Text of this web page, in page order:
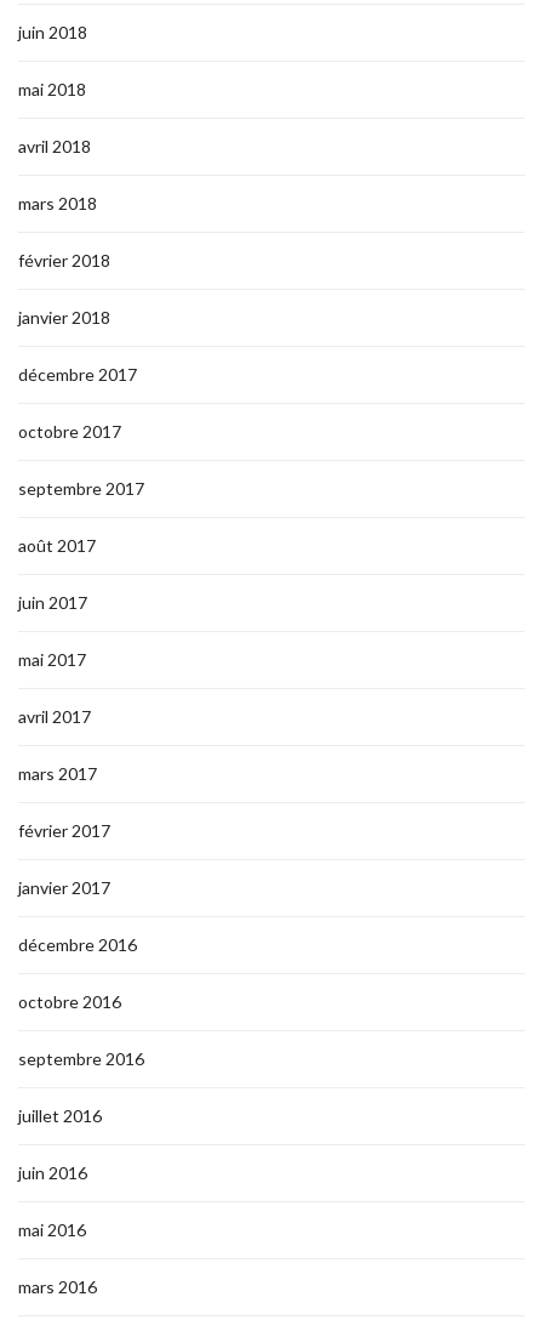
juin 2018
mai 2018
avril 2018
mars 2018
février 2018
janvier 2018
décembre 2017
octobre 2017
septembre 2017
août 2017
juin 2017
mai 2017
avril 2017
mars 2017
février 2017
janvier 2017
décembre 2016
octobre 2016
septembre 2016
juillet 2016
juin 2016
mai 2016
mars 2016